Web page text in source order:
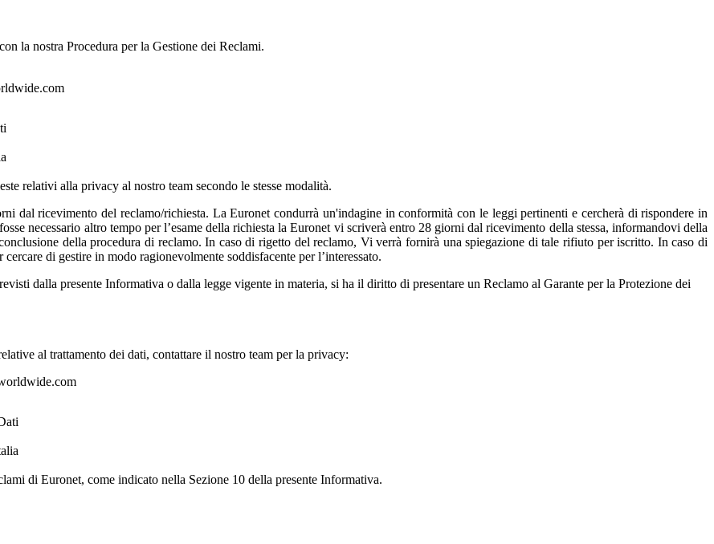
la nostra Procedura per la Gestione dei Reclami.
relativi alla privacy al nostro team secondo le stesse modalità.
dal ricevimento del reclamo/richiesta. La Euronet condurrà un'indagine in conformità con le leggi pertinenti e cercherà di rispondere in
necessario altro tempo per l’esame della richiesta la Euronet vi scriverà entro 28 giorni dal ricevimento della stessa, informandovi della
della procedura di reclamo. In caso di rigetto del reclamo, Vi verrà fornirà una spiegazione di tale rifiuto per iscritto. In caso di
di gestire in modo ragionevolmente soddisfacente per l’interessato.
dalla presente Informativa o dalla legge vigente in materia, si ha il diritto di presentare un Reclamo al Garante per la Protezione dei
al trattamento dei dati, contattare il nostro team per la privacy:
di Euronet, come indicato nella Sezione 10 della presente Informativa.